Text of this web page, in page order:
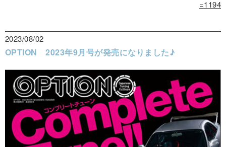
=1194
2023/08/02
OPTION 2023年9月号が発売になりました♪